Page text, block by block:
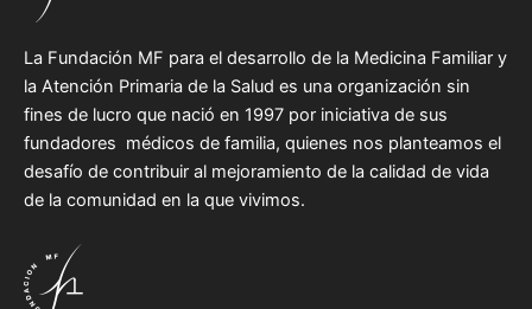
La Fundación MF para el desarrollo de la Medicina Familiar y
la Atención Primaria de la Salud es una organización sin
fines de lucro que nació en 1997 por iniciativa de sus
fundadores médicos de familia, quienes nos planteamos el
desafío de contribuir al mejoramiento de la calidad de vida
de la comunidad en la que vivimos.